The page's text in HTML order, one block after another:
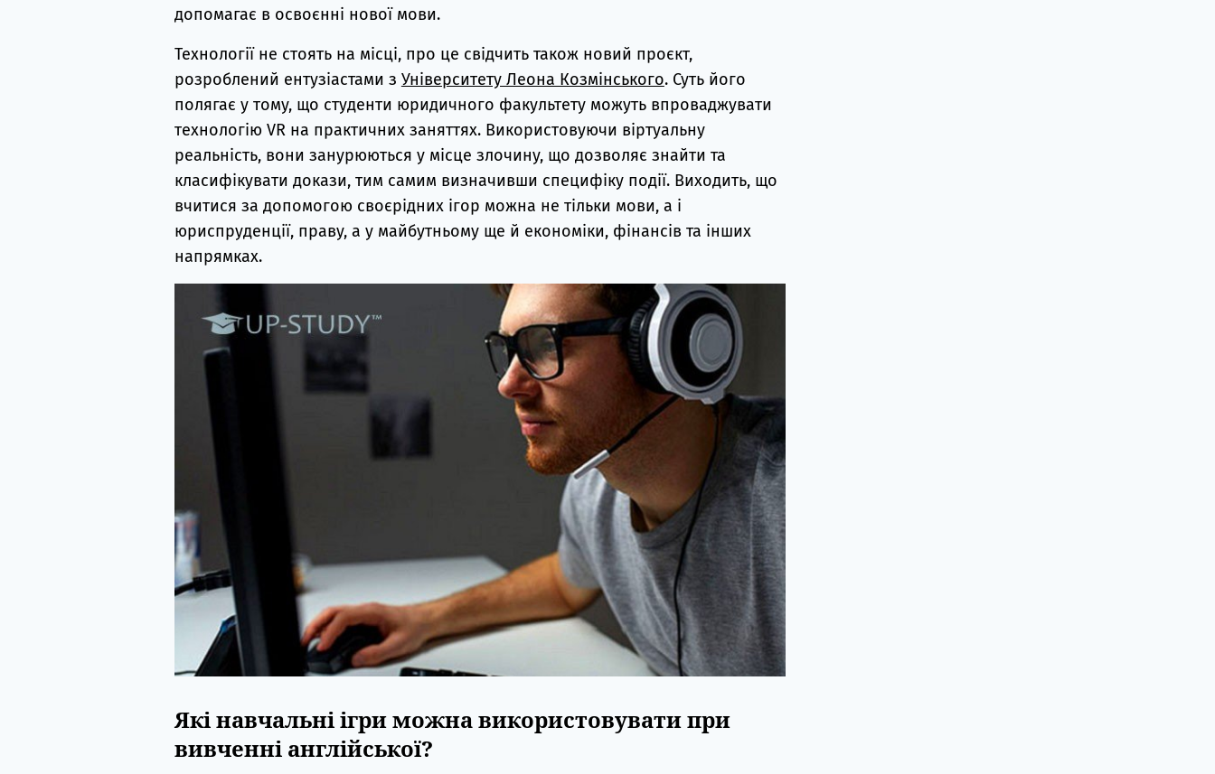
допомагає в освоєнні нової мови.
Технології не стоять на місці, про це свідчить також новий проєкт,
розроблений ентузіастами з Університету Леона Козмінського. Суть його
полягає у тому, що студенти юридичного факультету можуть впроваджувати
технологію VR на практичних заняттях. Використовуючи віртуальну
реальність, вони занурюються у місце злочину, що дозволяє знайти та
класифікувати докази, тим самим визначивши специфіку події. Виходить, що
вчитися за допомогою своєрідних ігор можна не тільки мови, а і
юриспруденції, праву, а у майбутньому ще й економіки, фінансів та інших
напрямках.
Які навчальні ігри можна використовувати при
вивченні англійської?